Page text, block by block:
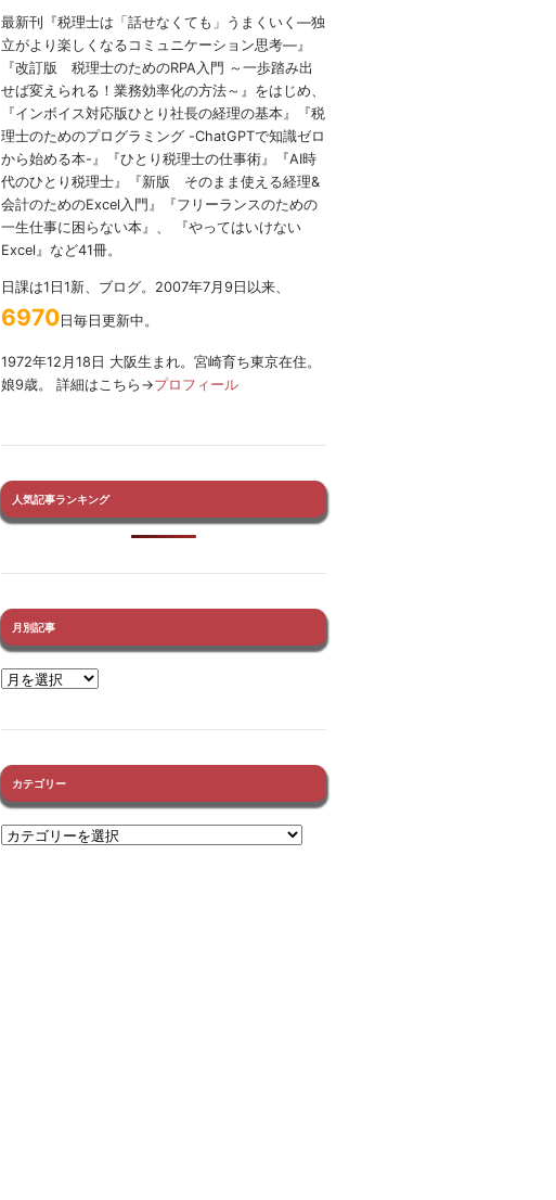
最新刊『税理士は「話せなくても」うまくいく ―独
立がより楽しくなるコミュニケーション思考―』
『改訂版 税理士のためのRPA入門 ～一歩踏み出
せば変えられる！業務効率化の方法～』をはじめ、
『インボイス対応版ひとり社長の経理の基本』『税
理士のためのプログラミング -ChatGPTで知識ゼロ
から始める本-』『ひとり税理士の仕事術』『AI時
代のひとり税理士』『新版 そのまま使える経理&
会計のためのExcel入門』『フリーランスのための
一生仕事に困らない本』、 『やってはいけない
Excel』など41冊。
日課は1日1新、ブログ。2007年7月9日以来、
6970 日毎日更新中。
1972年12月18日 大阪生まれ。宮崎育ち東京在住。
娘9歳。 詳細はこちら→プロフィール
人気記事ランキング
月別記事
カテゴリー